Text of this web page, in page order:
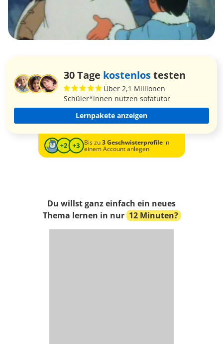
30 Tage kostenlostesten
Über 2,1 Millionen
Schüler*innen nutzen sofatutor
Lernpakete anzeigen
Bis zu3 Geschwisterprofilein
einem Account anlegen
Du willst ganz einfach ein neues
Thema lernen in nur 12 Minuten?